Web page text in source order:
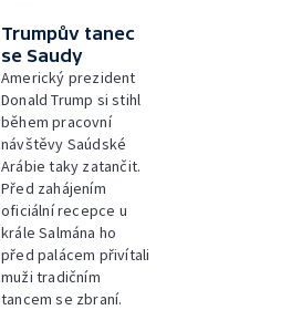
Trumpův tanec
se Saudy
Americký prezident
Donald Trump si stihl
během pracovní
návštěvy Saúdské
Arábie taky zatančit.
Před zahájením
oficiální recepce u
krále Salmána ho
před palácem přivítali
muži tradičním
tancem se zbraní.